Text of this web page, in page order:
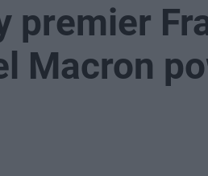
premier
Macron